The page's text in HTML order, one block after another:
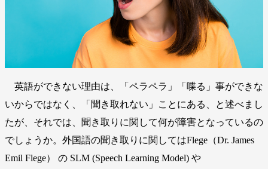
英語ができない理由は、「ペラペラ」「喋る」事ができな
いからではなく、「聞き取れない」ことにある、と述べまし
たが、それでは、聞き取りに関して何が障害となっているの
でしょうか。外国語の聞き取りに関してはFlege（Dr. James
Emil Flege） の SLM (Speech Learning Model) や